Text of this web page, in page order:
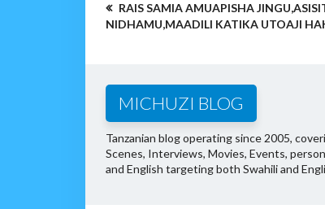
RAIS SAMIA AMUAPISHA
NIDHAMU,MAADILI KATIKA UTOAJI
MICHUZI BLOG
Tanzanian blog operating since 2005,
Scenes, Interviews, Movies, Events,
and English targeting both Swahili and